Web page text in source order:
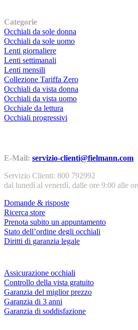
Categorie
Occhiali da sole donna
Occhiali da sole uomo
Lenti giornaliere
Lenti settimanali
Lenti mensili
Collezione Tariffa Zero
Occhiali da vista donna
Occhiali da vista uomo
Occhiale da lettura
Occhiali progressivi
E-Mail: servizio-clienti@fielmann.com
Servizio Clienti: 800 792992
dal lunedì al venerdì, dalle ore 9:00 alle
Domande & risposte
Ricerca store
Prenota subito un appuntamento
Stato dell’ordine degli occhiali
Diritti di garanzia legale
Assicurazione occhiali
Controllo della vista gratuito
Garanzia del miglior prezzo
Garanzia di 3 anni
Garanzia di soddisfazione